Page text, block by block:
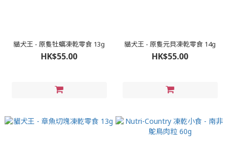
貓犬王 - 原隻牡蠣凍乾零食 13g
HK$55.00
貓犬王 - 原隻元貝凍乾零食 14g
HK$55.00